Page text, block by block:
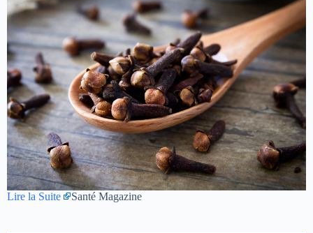
Lire la Suite Santé Magazine